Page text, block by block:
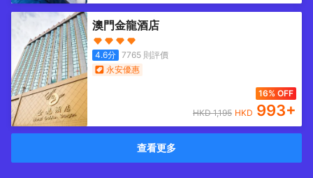
澳門金龍酒店
4.6分 7765則評價
永安優惠
16% OFF
HKD1,195 HKD 993+
查看更多